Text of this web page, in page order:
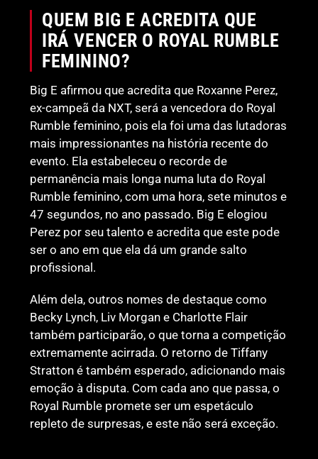
QUEM BIG E ACREDITA QUE
IRÁ VENCER O ROYAL RUMBLE
FEMININO?
Big E afirmou que acredita que Roxanne Perez,
ex-campeã da NXT, será a vencedora do Royal
Rumble feminino, pois ela foi uma das lutadoras
mais impressionantes na história recente do
evento. Ela estabeleceu o recorde de
permanência mais longa numa luta do Royal
Rumble feminino, com uma hora, sete minutos e
47 segundos, no ano passado. Big E elogiou
Perez por seu talento e acredita que este pode
ser o ano em que ela dá um grande salto
profissional.
Além dela, outros nomes de destaque como
Becky Lynch, Liv Morgan e Charlotte Flair
também participarão, o que torna a competição
extremamente acirrada. O retorno de Tiffany
Stratton é também esperado, adicionando mais
emoção à disputa. Com cada ano que passa, o
Royal Rumble promete ser um espetáculo
repleto de surpresas, e este não será exceção.